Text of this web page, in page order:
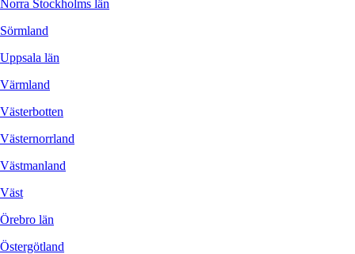
Norra Stockholms län
Sörmland
Uppsala län
Värmland
Västerbotten
Västernorrland
Västmanland
Väst
Örebro län
Östergötland